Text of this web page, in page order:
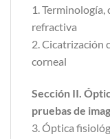
1.
refractiva
2. Cicatrización
corneal
Sección II.
pruebas de
3. Óptica